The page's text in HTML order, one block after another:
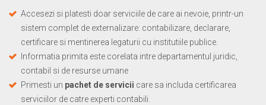
Accesezi si platesti doar serviciile de care ai nevoie, printr-un
sistem complet de externalizare: contabilizare, declarare,
certificare si mentinerea legaturii cu institutiile publice.
Informatia primita este corelata intre departamentul juridic,
contabil si de resurse umane
Primesti un pachet de servicii care sa includa certificarea
serviciilor de catre experti contabili.